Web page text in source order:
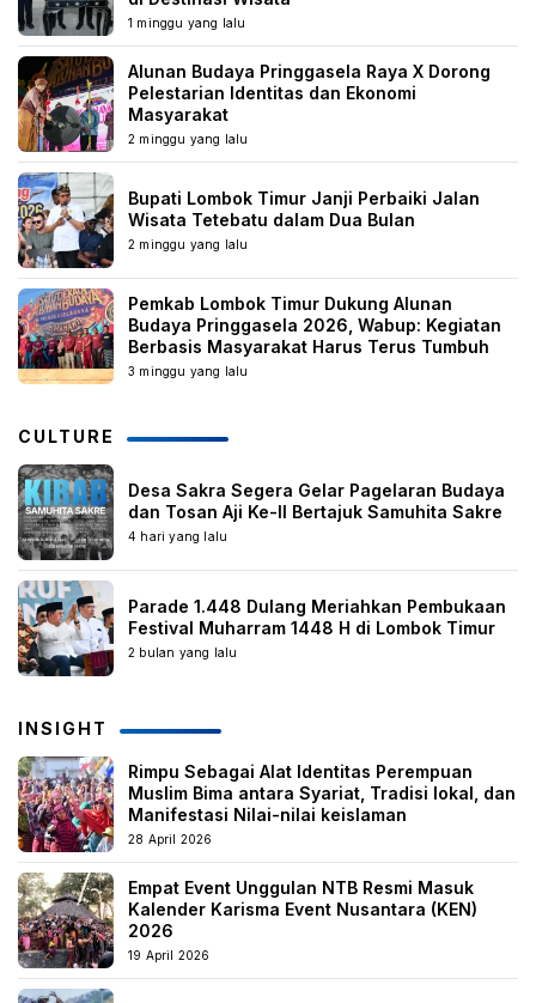
1 minggu yang lalu
Alunan Budaya Pringgasela Raya X Dorong
Pelestarian Identitas dan Ekonomi
Masyarakat
2 minggu yang lalu
Bupati Lombok Timur Janji Perbaiki Jalan
Wisata Tetebatu dalam Dua Bulan
2 minggu yang lalu
Pemkab Lombok Timur Dukung Alunan
Budaya Pringgasela 2026, Wabup: Kegiatan
Berbasis Masyarakat Harus Terus Tumbuh
3 minggu yang lalu
CULTURE
Desa Sakra Segera Gelar Pagelaran Budaya
dan Tosan Aji Ke-II Bertajuk Samuhita Sakre
4 hari yang lalu
Parade 1.448 Dulang Meriahkan Pembukaan
Festival Muharram 1448 H di Lombok Timur
2 bulan yang lalu
INSIGHT
Rimpu Sebagai Alat Identitas Perempuan
Muslim Bima antara Syariat, Tradisi lokal, dan
Manifestasi Nilai-nilai keislaman
28 April 2026
Empat Event Unggulan NTB Resmi Masuk
Kalender Karisma Event Nusantara (KEN)
2026
19 April 2026